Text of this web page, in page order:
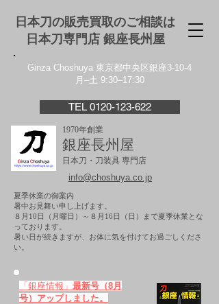
日本刀の販売買取のご相談は
日本刀専門店 銀座⻑州屋
Ginza Choshuya 東京都中央区銀座3-10-4
月–土 9:30–17:30
TEL 0120-123-622
1970年創業
銀座長州屋
日本刀・刀装具 専門店
info@choshuya.co.jp
夏季休業の御案内
暑中お見舞い申し上げます。
８月10日（月曜日）～８月16日（日）まで夏季休業とな
っております。
​暑い日が続きますが、お体に気を付けてお過ごしくださ
い。
「銀座情報」 最新号（8月
号）アップしました。